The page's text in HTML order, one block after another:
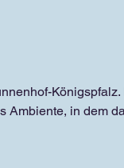
Ambiente, in dem